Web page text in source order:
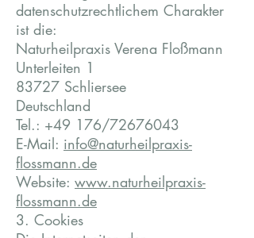
datenschutzrechtlichem Charakter
ist die:
Naturheilpraxis Verena Floßmann
Unterleiten 1
83727 Schliersee
Deutschland
Tel.: +49 176/72676043
E-Mail: info@naturheilpraxis-
flossmann.de
Website: www.naturheilpraxis-
flossmann.de
3. Cookies